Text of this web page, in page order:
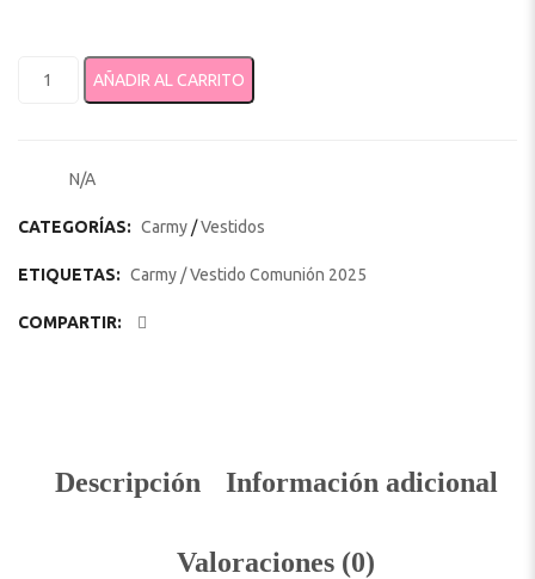
Vestido de Comunión Carmy 5118 cantidad
AÑADIR AL CARRITO
N/A
CATEGORÍAS: Carmy /Vestidos
ETIQUETAS: Carmy /Vestido Comunión 2025
COMPARTIR:
Descripción Información adicional
Valoraciones (0)